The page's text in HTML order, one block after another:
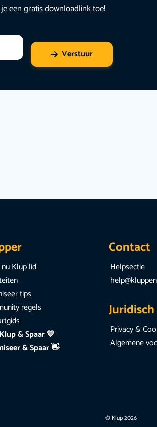
een gratis downloadlink toe!
Verstuur
Klup lid
tips
regels
& Spaar 💙
& Spaar 👋
Contact
Helpsectie
Juridisch
Privacy &
Algemene
© Klup 2026